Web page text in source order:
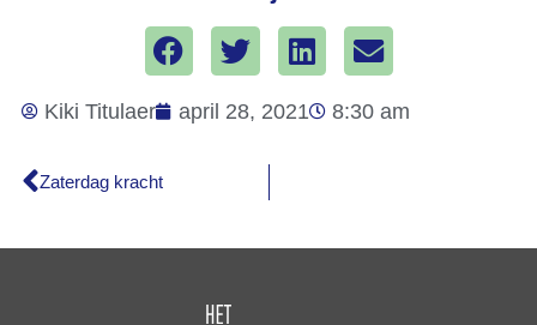
Kiki Titulaer april 28, 2021 8:30 am
Zaterdag kracht